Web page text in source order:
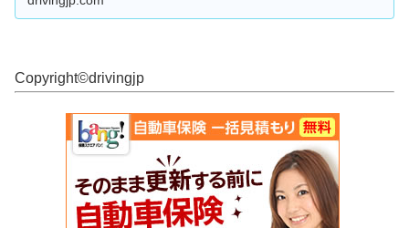
試験（飛び込み試験...
Copyright©︎drivingjp